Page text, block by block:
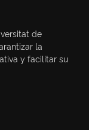
de
la
y facilitar su